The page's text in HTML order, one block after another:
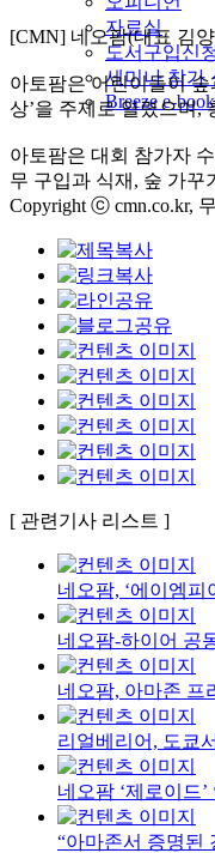
자료실
도서구입신
세미나 참가
Breeze e-book
[CMN] 네오팜(대표 김
아토팜은 어린이들이
상’을 주제로 열렸으며,
아토팜은 대회 참가자
무 구입과 식재, 숲 가꾸
Copyright ⓒ cmn.co.kr,
[ 관련기사 리스트 ]
네오팜, ‘에이엠피
네오팜-하이어 공
네오팜, 아마존 프
리얼베리어, 도쿄
네오팜 ‘제로이드
“아마존서 증명된